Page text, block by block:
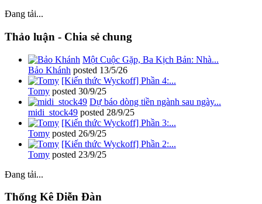
Đang tải...
Thảo luận - Chia sẻ chung
Một Cuộc Gặp, Ba Kịch Bản: Nhà...
Bảo Khánh posted 13/5/26
[Kiến thức Wyckoff] Phần 4:...
Tomy posted 30/9/25
Dự báo dòng tiền ngành sau ngày...
midi_stock49 posted 28/9/25
[Kiến thức Wyckoff] Phần 3:...
Tomy posted 26/9/25
[Kiến thức Wyckoff] Phần 2:...
Tomy posted 23/9/25
Đang tải...
Thống Kê Diễn Đàn